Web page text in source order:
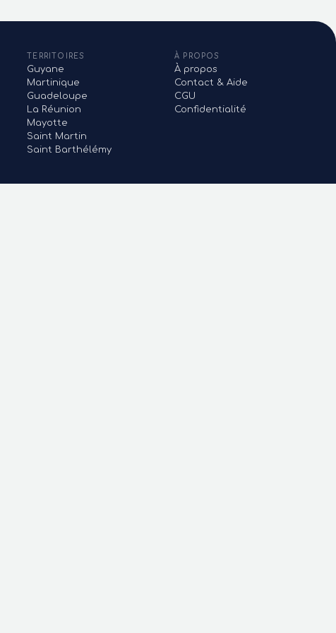
TERRITOIRES
Guyane
Martinique
Guadeloupe
La Réunion
Mayotte
Saint Martin
Saint Barthélémy
À PROPOS
À propos
Contact & Aide
CGU
Confidentialité